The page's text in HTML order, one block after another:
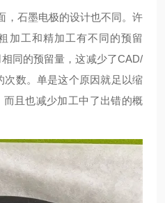
，石墨电极的设计也不同。许
加工和精加工有不同的预留
同的预留量，这减少了CAD/
次数。单是这个原因就足以缩
且也减少加工中了出错的概